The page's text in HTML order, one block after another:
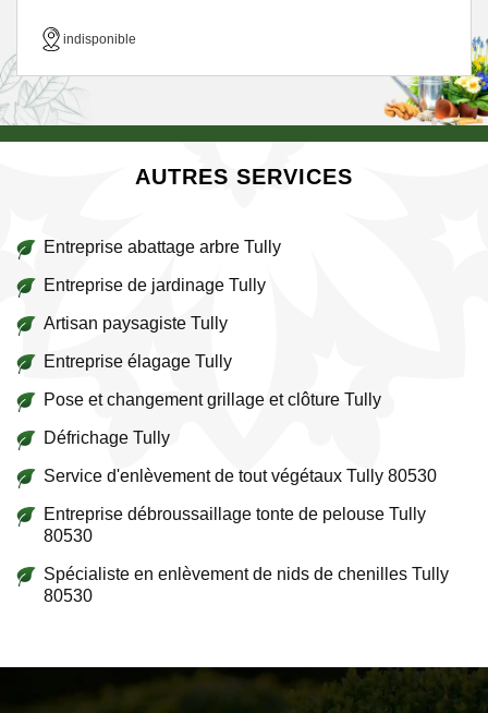
indisponible
AUTRES SERVICES
Entreprise abattage arbre Tully
Entreprise de jardinage Tully
Artisan paysagiste Tully
Entreprise élagage Tully
Pose et changement grillage et clôture Tully
Défrichage Tully
Service d'enlèvement de tout végétaux Tully 80530
Entreprise débroussaillage tonte de pelouse Tully
80530
Spécialiste en enlèvement de nids de chenilles Tully
80530